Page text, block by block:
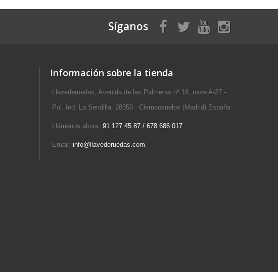
Síganos
Información sobre la tienda
Llavederuedas, Avenida de las Palmeras nº 18, nave A-27 -
Pol. Ind. La Sendilla, 28350 · Ciempozuelos (Madrid) España
Llámenos ahora: 91 127 45 87 / 678 686 017
Email: info@llavederuedas.com